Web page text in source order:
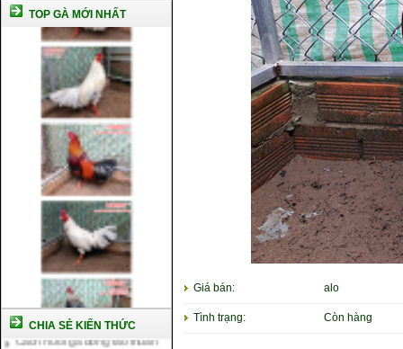
TOP GÀ MỚI NHẤT
CHIA SẺ KIẾN THỨC
Cách nuôi gà chế độ đá c1
Cách nuôi gà đông tảo thuần
chủng
Giá bán: alo
Tình trạng: Còn hàng